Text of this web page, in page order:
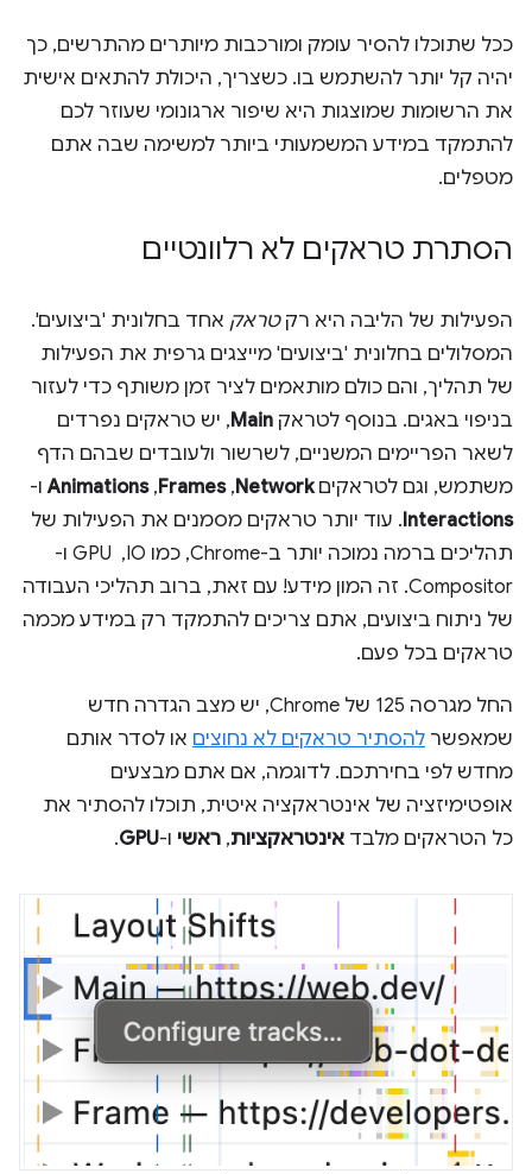
ככל שתוכלו להסיר עומק ומורכבות מיותרים מהתרשים, כך
יהיה קל יותר להשתמש בו. כשצריך, היכולת להתאים אישית
את הרשומות שמוצגות היא שיפור ארגונומי שעוזר לכם
להתמקד במידע המשמעותי ביותר למשימה שבה אתם
מטפלים.
הסתרת טראקים לא רלוונטיים
הפעילות של הליבה היא רקטראק אחד בחלונית 'ביצועים'.
המסלולים בחלונית 'ביצועים' מייצגים גרפית את הפעילות
של תהליך, והם כולם מותאמים לציר זמן משותף כדי לעזור
בניפוי באגים. בנוסף לטראק Main, יש טראקים נפרדים
לשאר הפריימים המשניים, לשרשור ולעובדים שבהם הדף
משתמש, וגם לטראקיםNetwork
,‏
Frames
,‏
Animationsו-
Interactions. עוד יותר טראקים מסמנים את הפעילות של
תהליכים ברמה נמוכה יותר ב-Chrome, כמו IO, ‏ GPU ו-
Compositor. זה המון מידע! עם זאת, ברוב תהליכי העבודה
של ניתוח ביצועים, אתם צריכים להתמקד רק במידע מכמה
טראקים בכל פעם.
החל מגרסה 125 של Chrome, יש מצב הגדרה חדש
שמאפשר להסתיר טראקים לא נחוצים או לסדר אותם
מחדש לפי בחירתכם. לדוגמה, אם אתם מבצעים
אופטימיזציה של אינטראקציה איטית, תוכלו להסתיר את
כל הטראקים מלבד אינטראקציות, ראשי ו-GPU
.